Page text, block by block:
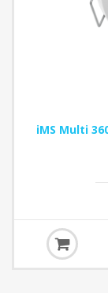
iMS Multi